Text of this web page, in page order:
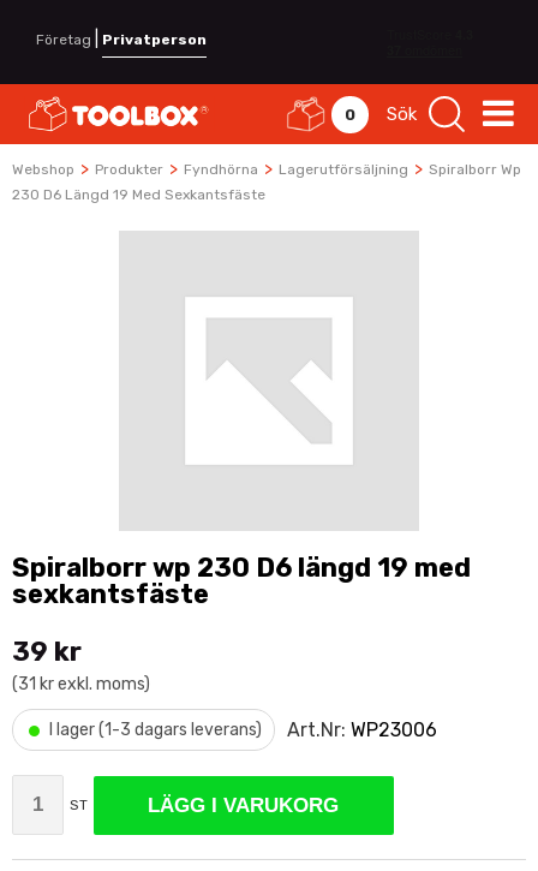
Företag Privatperson
0 Sök
Webshop > Produkter > Fyndhörna > Lagerutförsäljning > Spiralborr Wp
230 D6 Längd 19 Med Sexkantsfäste
Spiralborr wp 230 D6 längd 19 med
sexkantsfäste
39 kr
(31 kr exkl. moms)
• I lager (1-3 dagars leverans) Art.Nr: WP23006
ST LÄGG I VARUKORG